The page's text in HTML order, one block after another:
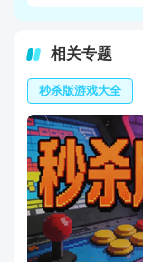
相关专题
秒杀版游戏大全